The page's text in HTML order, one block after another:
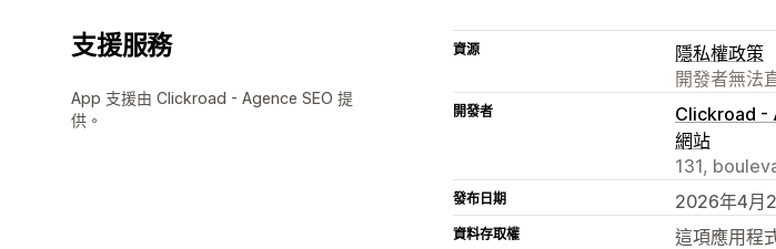
支援服務
App 支援由 Clickroad - Agence SEO 提
供。
資源
隱私權政策
開發者無法
開發者
Clickroad -
網站
131,
發布日期 2026年4月
資料存取權
這項應用程